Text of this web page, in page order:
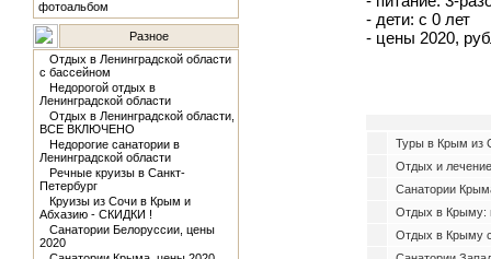
фотоальбом
Разное
Отдых в Ленинградской области
с бассейном
Недорогой отдых в
Ленинградской области
Отдых в Ленинградской области,
ВСЕ ВКЛЮЧЕНО
Недорогие санатории в
Ленинградской области
Речные круизы в Санкт-
Петербург
Круизы из Сочи в Крым и
Абхазию - СКИДКИ !
Санатории Белоруссии, цены
2020
- дети: с 0 лет
- цены 2020,
Туры в Крым из
Отдых и
Санатории
Отдых в Крыму:
Отдых в Крыму